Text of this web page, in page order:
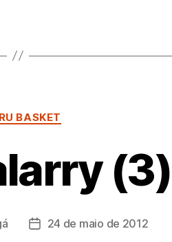
Categorias
BASKET
(3)
Data24 de maio de 2012